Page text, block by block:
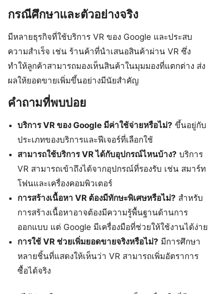
กรณีศึกษาและตัวอย่างจริง
มีหลายธุรกิจที่ใช้บริการ VR ของ Google และประสบ
ความสำเร็จ เช่น ร้านค้าที่นำเสนอสินค้าผ่าน VR ซึ่ง
ทำให้ลูกค้าสามารถมองเห็นสินค้าในมุมมองที่แตกต่าง ส่ง
ผลให้ยอดขายเพิ่มขึ้นอย่างมีนัยสำคัญ
คำถามที่พบบ่อย
บริการ VR ของ Google มีค่าใช้จ่ายหรือไม่? ขึ้นอยู่กับ
ประเภทของบริการและฟีเจอร์ที่เลือกใช้
สามารถใช้บริการ VR ได้กับอุปกรณ์ไหนบ้าง? บริการ
VR สามารถเข้าถึงได้จากอุปกรณ์ที่รองรับ เช่น สมาร์ท
โฟนและเครื่องคอมพิวเตอร์
การสร้างเนื้อหา VR ต้องมีทักษะพิเศษหรือไม่? สำหรับ
การสร้างเนื้อหาอาจต้องมีความรู้พื้นฐานด้านการ
ออกแบบ แต่ Google มีเครื่องมือที่ช่วยให้ใช้งานได้ง่าย
การใช้ VR ช่วยเพิ่มยอดขายจริงหรือไม่? มีการศึกษา
หลายชิ้นที่แสดงให้เห็นว่า VR สามารถเพิ่มอัตราการ
ซื้อได้จริง